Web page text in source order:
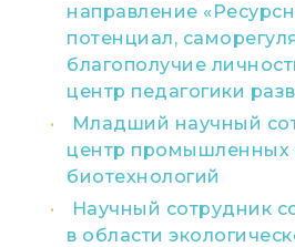
направление
потенциал,
благополучие
центр педагогики
Младший научный
центр промышленных
биотехнологий
Научный сотрудник
в области